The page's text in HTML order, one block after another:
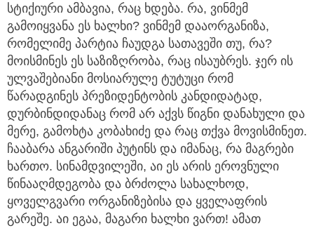
სტიქიური ამბავია, რაც ხდება. რა, ვინმემ
გამოიყვანა ეს ხალხი? ვინმემ დააორგანიზა,
რომელიმე პარტია ჩაუდგა სათავეში თუ, რა?
მოისმინეს ეს საზიზღრობა, რაც ისაუბრეს. ჯერ ის
ულვაშებიანი მოსიარულე ტუტუცი რომ
წარადგინეს პრეზიდენტობის კანდიდატად,
დურბინდიდანაც რომ არ აქვს წიგნი დანახული და
მერე, გამოხტა კობახიძე და რაც თქვა მოვისმინეთ.
ჩააბარა ანგარიში პუტინს და იმანაც, რა მაგრები
ხართო. სინამდვილეში, აი ეს არის ეროვნული
წინააღმდეგობა და ბრძოლა სახალხოდ,
ყოველგვარი ორგანიზებისა და ყველაფრის
გარეშე. აი ეგაა, მაგარი ხალხი ვართ! ამათ